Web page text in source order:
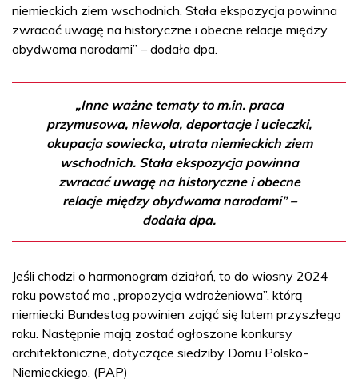
niemieckich ziem wschodnich. Stała ekspozycja powinna
zwracać uwagę na historyczne i obecne relacje między
obydwoma narodami” – dodała dpa.
„Inne ważne tematy to m.in. praca
przymusowa, niewola, deportacje i ucieczki,
okupacja sowiecka, utrata niemieckich ziem
wschodnich. Stała ekspozycja powinna
zwracać uwagę na historyczne i obecne
relacje między obydwoma narodami” –
dodała dpa.
Jeśli chodzi o harmonogram działań, to do wiosny 2024
roku powstać ma „propozycja wdrożeniowa”, którą
niemiecki Bundestag powinien zająć się latem przyszłego
roku. Następnie mają zostać ogłoszone konkursy
architektoniczne, dotyczące siedziby Domu Polsko-
Niemieckiego. (PAP)